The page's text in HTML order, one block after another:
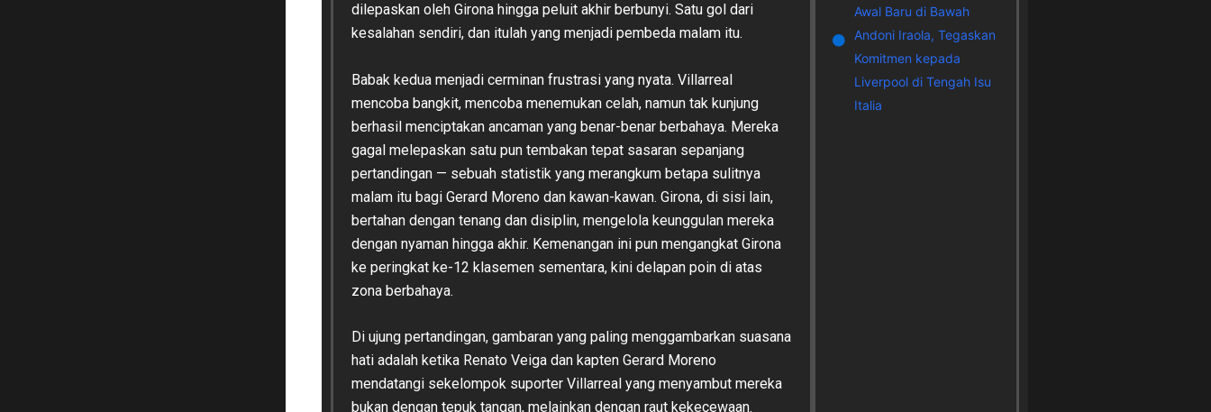
dilepaskan oleh Girona hingga peluit akhir berbunyi. Satu gol dari
kesalahan sendiri, dan itulah yang menjadi pembeda malam itu.
Babak kedua menjadi cerminan frustrasi yang nyata. Villarreal
mencoba bangkit, mencoba menemukan celah, namun tak kunjung
berhasil menciptakan ancaman yang benar-benar berbahaya. Mereka
gagal melepaskan satu pun tembakan tepat sasaran sepanjang
pertandingan — sebuah statistik yang merangkum betapa sulitnya
malam itu bagi Gerard Moreno dan kawan-kawan. Girona, di sisi lain,
bertahan dengan tenang dan disiplin, mengelola keunggulan mereka
dengan nyaman hingga akhir. Kemenangan ini pun mengangkat Girona
ke peringkat ke-12 klasemen sementara, kini delapan poin di atas
zona berbahaya.
Di ujung pertandingan, gambaran yang paling menggambarkan suasana
hati adalah ketika Renato Veiga dan kapten Gerard Moreno
mendatangi sekelompok suporter Villarreal yang menyambut mereka
bukan dengan tepuk tangan, melainkan dengan raut kekecewaan.
Awal Baru di Bawah
Andoni Iraola, Tegaskan
Komitmen kepada
Liverpool di Tengah Isu
Italia